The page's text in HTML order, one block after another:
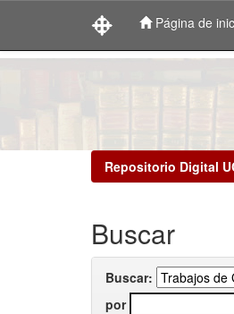
Página de
Repositorio Digital
Buscar
Buscar:
por